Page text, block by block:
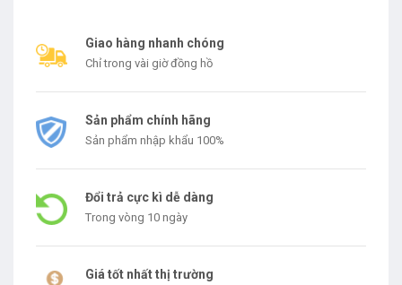
Giao hàng nhanh chóng
Chỉ trong vài giờ đồng hồ
Sản phẩm chính hãng
Sản phẩm nhập khẩu 100%
Đổi trả cực kì dễ dàng
Trong vòng 10 ngày
Giá tốt nhất thị trường